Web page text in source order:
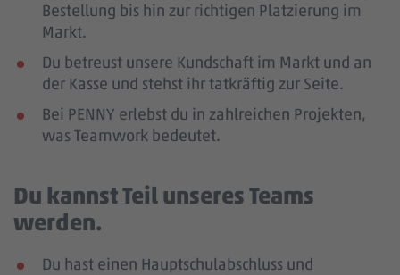
Bestellung bis hin zur richtigen Platzierung im
Markt.
Du betreust unsere Kundschaft im Markt und an
der Kasse und stehst ihr tatkräftig zur Seite.
Bei PENNY erlebst du in zahlreichen Projekten,
was Teamwork bedeutet.
Du kannst Teil unseres Teams
werden.
Du hast einen Hauptschulabschluss und